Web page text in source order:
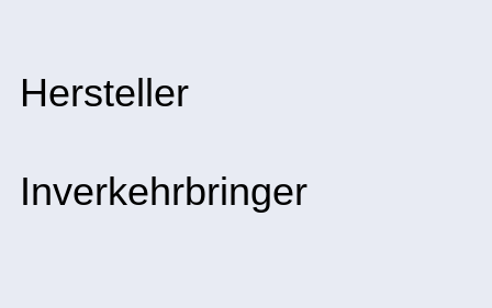
Hersteller
Inverkehrbringer